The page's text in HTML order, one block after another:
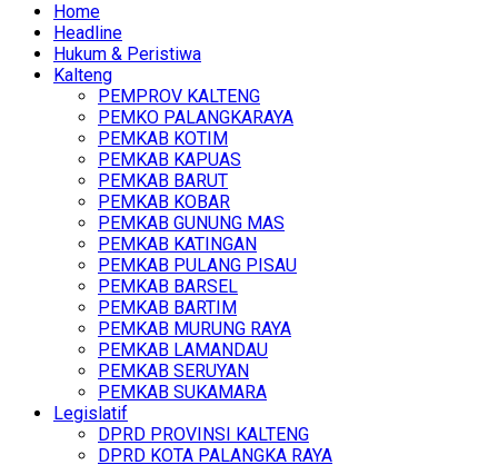
Home
Headline
Hukum & Peristiwa
Kalteng
PEMPROV KALTENG
PEMKO PALANGKARAYA
PEMKAB KOTIM
PEMKAB KAPUAS
PEMKAB BARUT
PEMKAB KOBAR
PEMKAB GUNUNG MAS
PEMKAB KATINGAN
PEMKAB PULANG PISAU
PEMKAB BARSEL
PEMKAB BARTIM
PEMKAB MURUNG RAYA
PEMKAB LAMANDAU
PEMKAB SERUYAN
PEMKAB SUKAMARA
Legislatif
DPRD PROVINSI KALTENG
DPRD KOTA PALANGKA RAYA